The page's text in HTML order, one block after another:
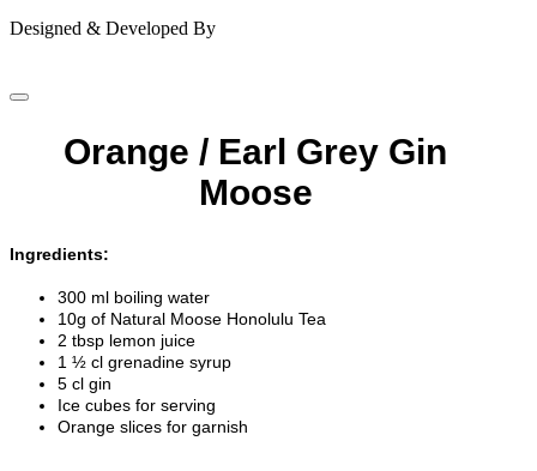
Designed & Developed By
Orange / Earl Grey Gin
Moose
Ingredients:
300 ml boiling water
10g of Natural Moose Honolulu Tea
2 tbsp lemon juice
1 ½ cl grenadine syrup
5 cl gin
Ice cubes for serving
Orange slices for garnish